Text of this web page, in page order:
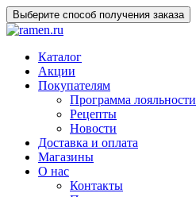
Выберите способ получения заказа
Каталог
Акции
Покупателям
Программа лояльности
Рецепты
Новости
Доставка и оплата
Магазины
О нас
Контакты